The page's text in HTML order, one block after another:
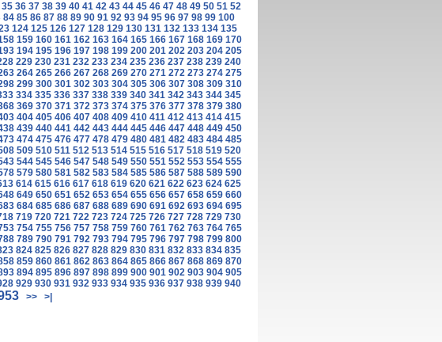
35 36 37 38 39 40 41 42 43 44 45 46 47 48 49 50 51 52
84 85 86 87 88 89 90 91 92 93 94 95 96 97 98 99 100
124 125 126 127 128 129 130 131 132 133 134 135
159 160 161 162 163 164 165 166 167 168 169 170
194 195 196 197 198 199 200 201 202 203 204 205
229 230 231 232 233 234 235 236 237 238 239 240
264 265 266 267 268 269 270 271 272 273 274 275
299 300 301 302 303 304 305 306 307 308 309 310
334 335 336 337 338 339 340 341 342 343 344 345
369 370 371 372 373 374 375 376 377 378 379 380
404 405 406 407 408 409 410 411 412 413 414 415
439 440 441 442 443 444 445 446 447 448 449 450
474 475 476 477 478 479 480 481 482 483 484 485
509 510 511 512 513 514 515 516 517 518 519 520
544 545 546 547 548 549 550 551 552 553 554 555
579 580 581 582 583 584 585 586 587 588 589 590
614 615 616 617 618 619 620 621 622 623 624 625
649 650 651 652 653 654 655 656 657 658 659 660
684 685 686 687 688 689 690 691 692 693 694 695
719 720 721 722 723 724 725 726 727 728 729 730
754 755 756 757 758 759 760 761 762 763 764 765
789 790 791 792 793 794 795 796 797 798 799 800
824 825 826 827 828 829 830 831 832 833 834 835
859 860 861 862 863 864 865 866 867 868 869 870
894 895 896 897 898 899 900 901 902 903 904 905
929 930 931 932 933 934 935 936 937 938 939 940
>> >|